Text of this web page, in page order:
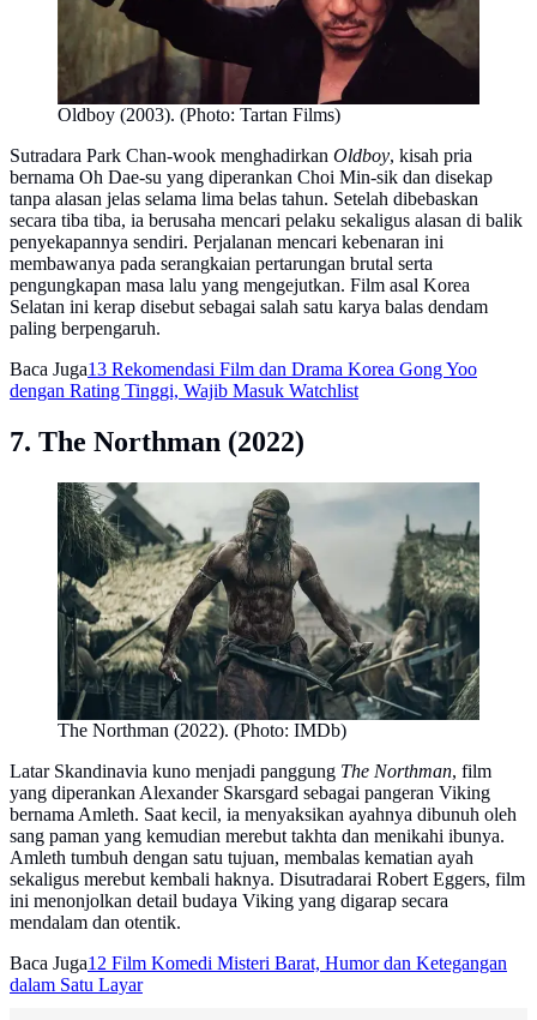
Oldboy (2003). (Photo: Tartan Films)
Sutradara Park Chan-wook menghadirkan Oldboy, kisah pria
bernama Oh Dae-su yang diperankan Choi Min-sik dan disekap
tanpa alasan jelas selama lima belas tahun. Setelah dibebaskan
secara tiba tiba, ia berusaha mencari pelaku sekaligus alasan di balik
penyekapannya sendiri. Perjalanan mencari kebenaran ini
membawanya pada serangkaian pertarungan brutal serta
pengungkapan masa lalu yang mengejutkan. Film asal Korea
Selatan ini kerap disebut sebagai salah satu karya balas dendam
paling berpengaruh.
Baca Juga13 Rekomendasi Film dan Drama Korea Gong Yoo
dengan Rating Tinggi, Wajib Masuk Watchlist
7. The Northman (2022)
The Northman (2022). (Photo: IMDb)
Latar Skandinavia kuno menjadi panggung The Northman, film
yang diperankan Alexander Skarsgard sebagai pangeran Viking
bernama Amleth. Saat kecil, ia menyaksikan ayahnya dibunuh oleh
sang paman yang kemudian merebut takhta dan menikahi ibunya.
Amleth tumbuh dengan satu tujuan, membalas kematian ayah
sekaligus merebut kembali haknya. Disutradarai Robert Eggers, film
ini menonjolkan detail budaya Viking yang digarap secara
mendalam dan otentik.
Baca Juga12 Film Komedi Misteri Barat, Humor dan Ketegangan
dalam Satu Layar